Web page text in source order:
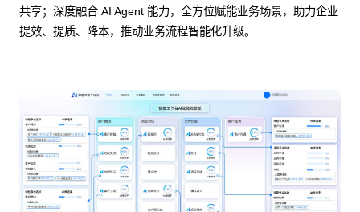
共享；深度融合 AI Agent 能力，全方位赋能业务场景，助力企业
提效、提质、降本，推动业务流程智能化升级。